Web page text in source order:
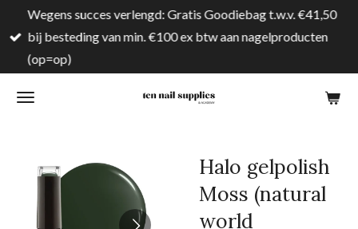
direct
naar
hoofdinhoud
Wegens succes verlengd: Gratis Goodiebag t.w.v. €41,50
bij besteding van min. €100 ex btw aan nagelproducten
(op=op)
Halo gelpolish
Moss (natural
world